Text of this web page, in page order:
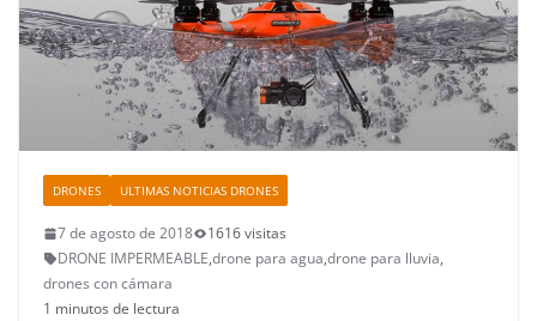
DRONES ULTIMAS NOTICIAS DRONES
7 de agosto de 2018
1616 visitas
DRONE IMPERMEABLE,drone para agua,drone para lluvia,
drones con cámara
1 minutos de lectura